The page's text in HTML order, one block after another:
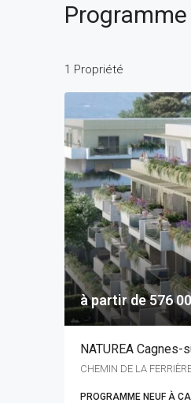
1 Propriété
à partir de 576
NATUREA
CHEMIN DE LA
PROGRAMME NEUF À